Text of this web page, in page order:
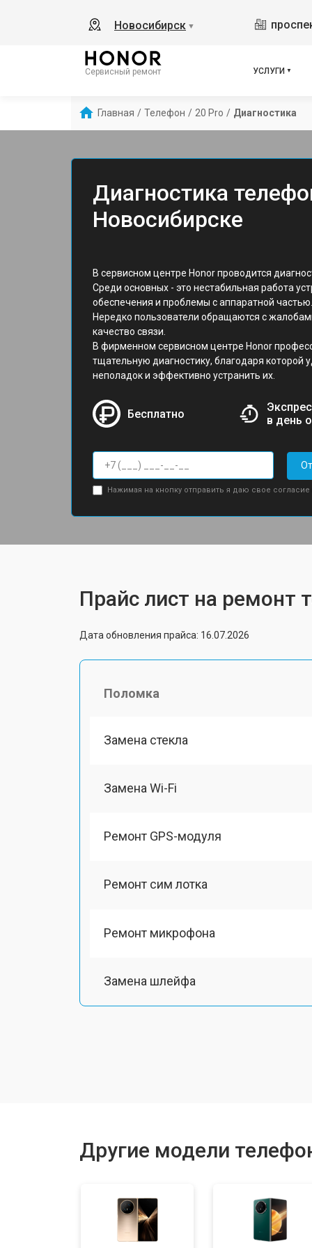
Новосибирск ▼
Сервисный ремонт УСЛУГИ
Главная / Телефон / 20 Pro / Диагностика
Диагностика
Новосибирске
В сервисном центре Honor проводится
Среди основных - это нестабильная работа
обеспечения и проблемы с аппаратной частью.
Нередко пользователи обращаются с
качество связи.
В фирменном сервисном центре Honor
тщательную диагностику, благодаря которой
неполадок и эффективно устранить их.
Бесплатно
в день
Нажимая на кнопку отправить я даю свое согласие
Прайс лист на ремонт
Дата обновления прайса: 16.07.2026
Поломка
Замена стекла
Замена Wi-Fi
Ремонт GPS-модуля
Ремонт сим лотка
Ремонт микрофона
Замена шлейфа
Замена дисплея (экрана)
Другие модели